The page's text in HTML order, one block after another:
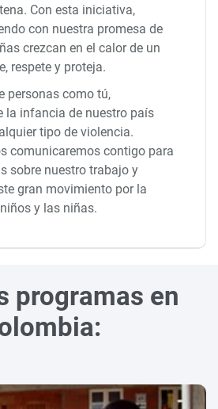
Con esta iniciativa,
con nuestra promesa de
crezcan en el calor de un
respete y proteja.
personas como tú,
la infancia de nuestro país
tipo de violencia.
comunicaremos contigo para
sobre nuestro trabajo y
gran movimiento por la
y las niñas.
programas en